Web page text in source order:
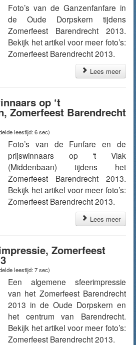
Foto’s van de Ganzenfanfare in
de Oude Dorpskern tijdens
Zomerfeest Barendrecht 2013.
Bekijk het artikel voor meer foto’s:
Zomerfeest Barendrecht 2013.
Lees meer
op ‘t
Zomerfeest Barendrecht
leestijd: 6 sec)
Foto’s van de Funfare en de
prijswinnaars op ‘t Vlak
(Middenbaan) tijdens het
Zomerfeest Barendrecht 2013.
Bekijk het artikel voor meer foto’s:
Zomerfeest Barendrecht 2013.
Lees meer
Zomerfeest
leestijd: 7 sec)
Een algemene sfeerimpressie
van het Zomerfeest Barendrecht
2013 in de Oude Dorpskern en
het centrum van Barendrecht.
Bekijk het artikel voor meer foto’s:
Zomerfeest Barendrecht 2013.